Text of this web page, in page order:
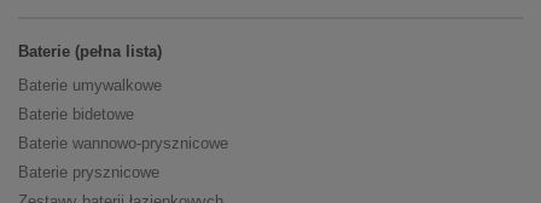
Baterie (pełna lista)
Baterie umywalkowe
Baterie bidetowe
Baterie wannowo-prysznicowe
Baterie prysznicowe